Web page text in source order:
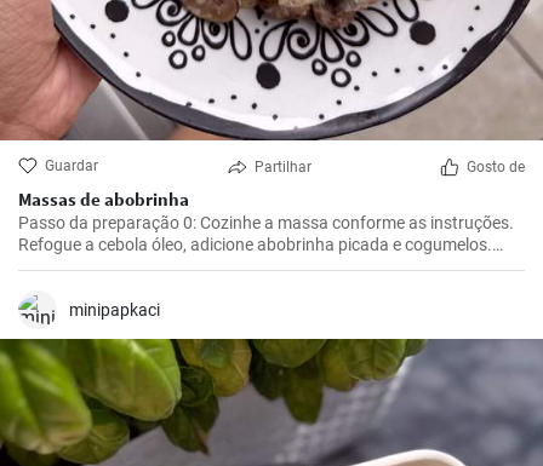
Guardar Partilhar Gosto de
Massas de abobrinha
Passo da preparação 0: Cozinhe a massa conforme as instruções.
Refogue a cebola óleo, adicione abobrinha picada e cogumelos.
Tempere, refogue e adicione creme. Adicione o queijo Lučina e deixe
preparação 1: Bom apetite!😉
minipapkaci